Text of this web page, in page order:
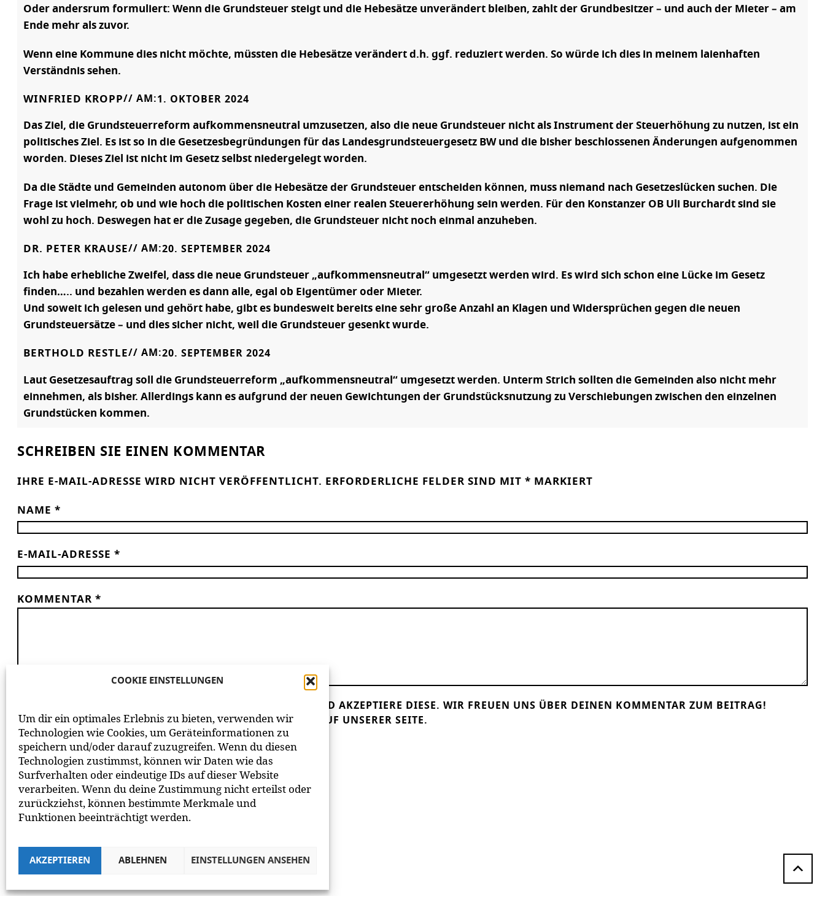
COOKIE EINSTELLUNGEN
Um dir ein optimales Erlebnis zu bieten, verwenden wir
Technologien wie Cookies, um Geräteinformationen zu
speichern und/oder darauf zuzugreifen. Wenn du diesen
Technologien zustimmst, können wir Daten wie das
Surfverhalten oder eindeutige IDs auf dieser Website
verarbeiten. Wenn du deine Zustimmung nicht erteilst oder
zurückziehst, können bestimmte Merkmale und
Funktionen beeinträchtigt werden.
AKZEPTIEREN ABLEHNEN EINSTELLUNGEN ANSEHEN
Oder andersrum formuliert: Wenn die Grundsteuer steigt und die Hebesätze unverändert bleiben, zahlt der Grundbesitzer – und auch der Mieter – am
Ende mehr als zuvor.
Wenn eine Kommune dies nicht möchte, müssten die Hebesätze verändert d.h. ggf. reduziert werden. So würde ich dies in meinem laienhaften
Verständnis sehen.
WINFRIED KROPP// AM:1. OKTOBER 2024
Das Ziel, die Grundsteuerreform aufkommensneutral umzusetzen, also die neue Grundsteuer nicht als Instrument der Steuerhöhung zu nutzen, ist ein
politisches Ziel. Es ist so in die Gesetzesbegründungen für das Landesgrundsteuergesetz BW und die bisher beschlossenen Änderungen aufgenommen
worden. Dieses Ziel ist nicht im Gesetz selbst niedergelegt worden.
Da die Städte und Gemeinden autonom über die Hebesätze der Grundsteuer entscheiden können, muss niemand nach Gesetzeslücken suchen. Die
Frage ist vielmehr, ob und wie hoch die politischen Kosten einer realen Steuererhöhung sein werden. Für den Konstanzer OB Uli Burchardt sind sie
wohl zu hoch. Deswegen hat er die Zusage gegeben, die Grundsteuer nicht noch einmal anzuheben.
DR. PETER KRAUSE// AM:20. SEPTEMBER 2024
Ich habe erhebliche Zweifel, dass die neue Grundsteuer „aufkommensneutral“ umgesetzt werden wird. Es wird sich schon eine Lücke im Gesetz
finden….. und bezahlen werden es dann alle, egal ob Eigentümer oder Mieter.
Und soweit ich gelesen und gehört habe, gibt es bundesweit bereits eine sehr große Anzahl an Klagen und Widersprüchen gegen die neuen
Grundsteuersätze – und dies sicher nicht, weil die Grundsteuer gesenkt wurde.
BERTHOLD RESTLE// AM:20. SEPTEMBER 2024
Laut Gesetzesauftrag soll die Grundsteuerreform „aufkommensneutral“ umgesetzt werden. Unterm Strich sollten die Gemeinden also nicht mehr
einnehmen, als bisher. Allerdings kann es aufgrund der neuen Gewichtungen der Grundstücksnutzung zu Verschiebungen zwischen den einzelnen
Grundstücken kommen.
SCHREIBEN SIE EINEN KOMMENTAR
IHRE E-MAIL-ADRESSE WIRD NICHT VERÖFFENTLICHT. ERFORDERLICHE FELDER SIND MIT * MARKIERT
NAME *
E-MAIL-ADRESSE *
KOMMENTAR *
GELESEN UND AKZEPTIERE DIESE. WIR FREUEN UNS ÜBER DEINEN KOMMENTAR ZUM BEITRAG!
BEACHTE BITTE UNSERENETIQUETTEZUM MITEINANDER AUF UNSERER SEITE.